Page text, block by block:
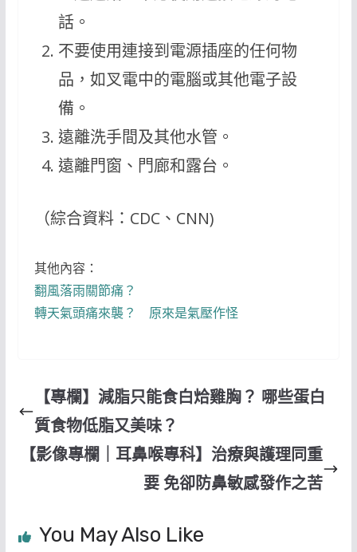
話。
不要使用連接到電源插座的任何物
品，如叉電中的電腦或其他電子設
備。
遠離洗手間及其他水管。
遠離門窗、門廊和露台。
（綜合資料：CDC、CNN)
其他內容：
翻風落雨關節痛？
轉天氣頭痛來襲？ 原來是氣壓作怪
【專欄】減脂只能食白烚雞胸？ 哪些蛋白
質食物低脂又美味？
【影像專欄｜耳鼻喉專科】治療與護理同重
要 免卻防鼻敏感發作之苦
You May Also Like